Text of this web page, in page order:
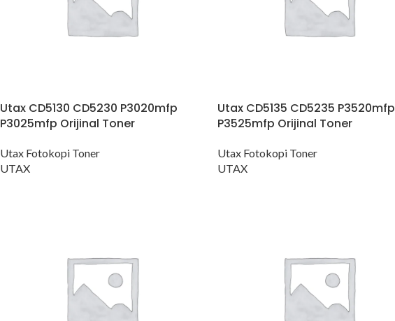
Utax CD5130 CD5230 P3020mfp
P3025mfp Orijinal Toner
Utax Fotokopi Toner
UTAX
Utax CD5135 CD5235 P3520mfp
P3525mfp Orijinal Toner
Utax Fotokopi Toner
UTAX